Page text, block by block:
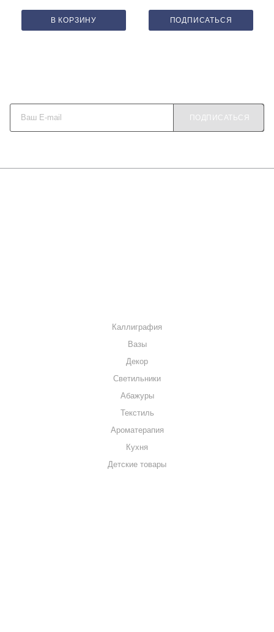
В КОРЗИНУ ПОДПИСАТЬСЯ
ПОДПИСАТЬСЯ
Каллиграфия
Вазы
Декор
Светильники
Абажуры
Текстиль
Ароматерапия
Кухня
Детские товары